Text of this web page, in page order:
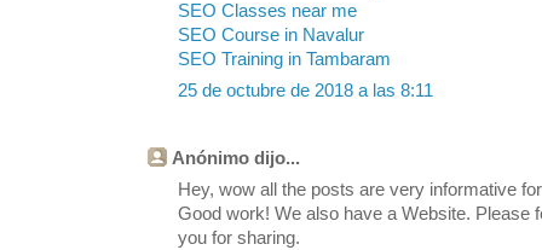
SEO Classes near me
SEO Course in Navalur
SEO Training in Tambaram
25 de octubre de 2018 a las 8:11
Anónimo dijo...
Hey, wow all the posts are very informative
Good work! We also have a Website. Please
you for sharing.